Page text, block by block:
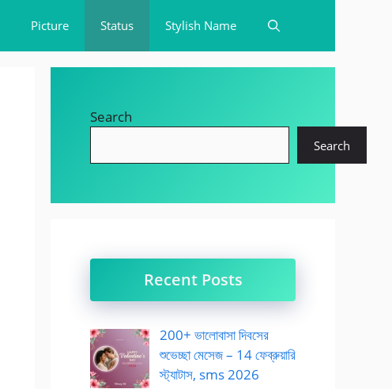
Picture Status Stylish Name
Search
Search
Recent Posts
200+ ভালোবাসা দিবসের
শুভেচ্ছা মেসেজ – 14 ফেব্রুয়ারি
স্ট্যাটাস, sms 2026